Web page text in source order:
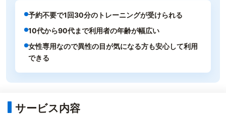
予約不要で1回30分のトレーニングが受けられる
10代から90代まで利用者の年齢が幅広い
女性専用なので異性の目が気になる方も安心して利用
できる
サービス内容